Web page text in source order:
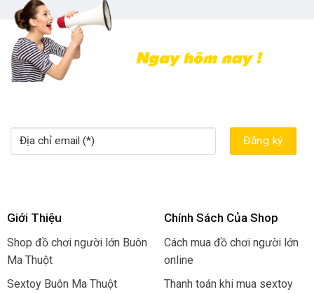
Giới Thiệu
Shop đồ chơi người lớn Buôn
Ma Thuột
Sextoy Buôn Ma Thuột
Chính Sách Của Shop
Cách mua đồ chơi người lớn
online
Thanh toán khi mua sextoy